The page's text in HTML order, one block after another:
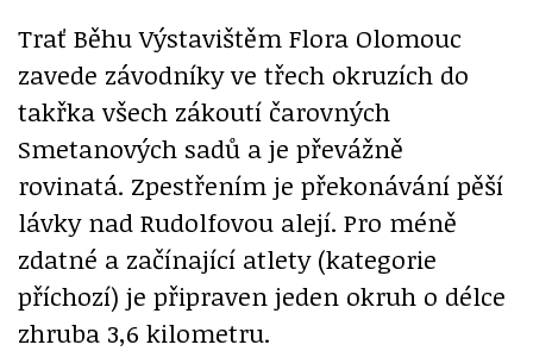
Trať Běhu Výstavištěm Flora Olomouc
zavede závodníky ve třech okruzích do
takřka všech zákoutí čarovných
Smetanových sadů a je převážně
rovinatá. Zpestřením je překonávání pěší
lávky nad Rudolfovou alejí. Pro méně
zdatné a začínající atlety (kategorie
příchozí) je připraven jeden okruh o délce
zhruba 3,6 kilometru.